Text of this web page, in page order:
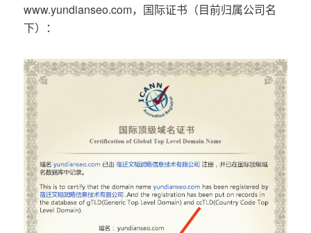
www.yundianseo.com，国际证书（目前归属公司名
下）：